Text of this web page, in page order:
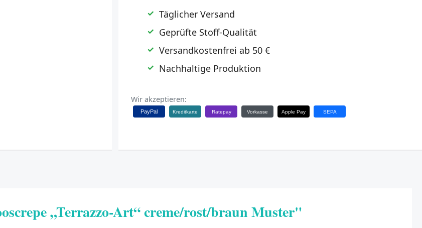
Täglicher Versand
Geprüfte Stoff-Qualität
Versandkostenfrei ab 50 €
Nachhaltige Produktion
Wir akzeptieren:
PayPal Kreditkarte Ratepay Vorkasse Apple Pay SEPA
„Terrazzo-Art“ creme/rost/braun Muster"